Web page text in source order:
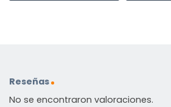
Reseñas
No se encontraron valoraciones.